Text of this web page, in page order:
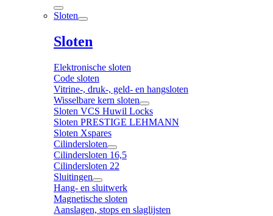
Sloten
Sloten
Elektronische sloten
Code sloten
Vitrine-, druk-, geld- en hangsloten
Wisselbare kern sloten
Sloten VCS Huwil Locks
Sloten PRESTIGE LEHMANN
Sloten Xspares
Cilindersloten
Cilindersloten 16,5
Cilindersloten 22
Sluitingen
Hang- en sluitwerk
Magnetische sloten
Aanslagen, stops en slaglijsten